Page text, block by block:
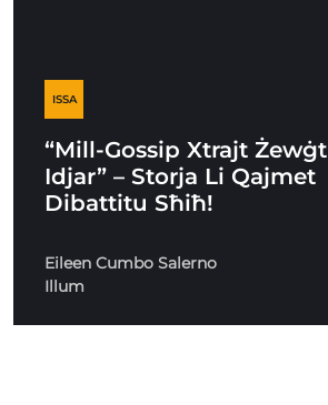
ISSA
“Mill-Gossip Xtrajt Żewġt
Idjar” – Storja Li Qajmet
Dibattitu Sħiħ!
Eileen Cumbo Salerno
Illum